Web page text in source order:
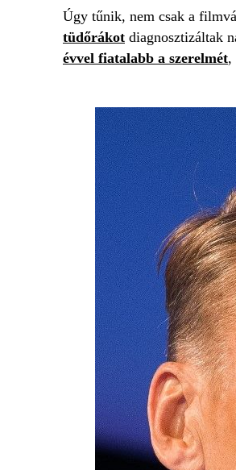
Úgy tűnik, nem csak a
tüdőrákot diagnosztizáltak
évvel fiatalabb a szerelmét,